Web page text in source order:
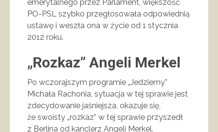
emerytalnego przez Parlament, większość
PO-PSL szybko przegłosowała odpowiednią
ustawę i weszła ona w życie od 1 stycznia
2012 roku.
„Rozkaz” Angeli Merkel
Po wczorajszym programie „Jedziemy”
Michała Rachonia, sytuacja w tej sprawie jest
zdecydowanie jaśniejsza, okazuje się,
że swoisty „rozkaz” w tej sprawie przyszedł
z Berlina od kanclerz Angeli Merkel.